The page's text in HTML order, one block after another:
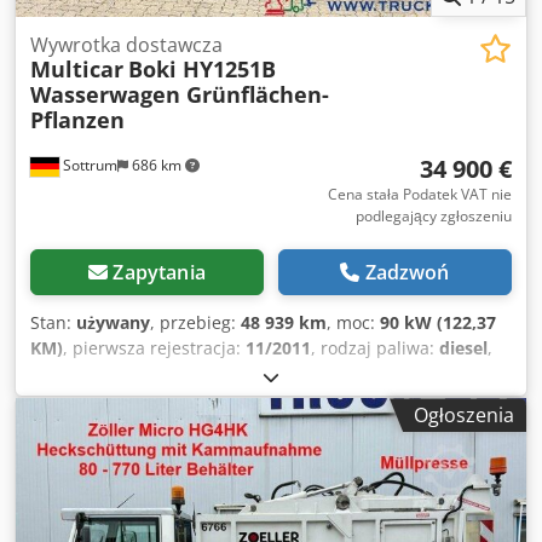
Sottrum 686 km
Wywrotka dostawcza
Multicar Boki HY1251B
Wasserwagen Grünflächen-
Pflanzen
34 900 €
Cena stała Podatek VAT nie
podlegający zgłoszeniu
Zapytania Zadzwoń
Stan: używany, przebieg: 48 939 km, moc: 90 kW (122,37
KM), pierwsza rejestracja: 11/2011, rodzaj paliwa: diesel,
, maksymalna waga ładunku:
kg, masa całkowita:6 000 kg, konfiguracja osi:4x4, rozstaw
osi:
2 300 mm, hamulce:inny, kolor:pomarańczowy,
kabin kierowcy:kabina dzienna, typ przekładni: inny
, klasa
emisji:Euro 5, zawieszenie: , liczba miejsc:3, długość
przestrzeni ładunkowej:1 780 mm, szerokość przestrzeni
ładunkowej:1 630 mm, wysokość przestrzeni ładunkowej:
Ogłoszenia